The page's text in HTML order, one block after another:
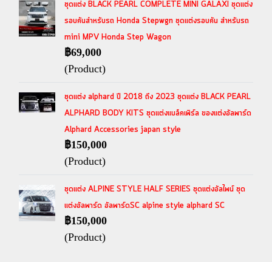
ชุดแต่ง BLACK PEARL COMPLETE MINI GALAXI ชุดแต่ง
รอบคันสำหรับรถ Honda Stepwgn ชุดแต่งรอบคัน สำหรับรถ
mini MPV Honda Step Wagon
฿69,000
(Product)
ชุดแต่ง alphard ปี 2018 ถึง 2023 ชุดแต่ง BLACK PEARL
ALPHARD BODY KITS ชุดแต่งแบล็คเพิร์ล ของแต่งอัลพาร์ด
Alphard Accessories japan style
฿150,000
(Product)
ชุดแต่ง ALPINE STYLE HALF SERIES ชุดแต่งอัลไพน์ ชุด
แต่งอัลพาร์ด อัลพาร์ดSC alpine style alphard SC
฿150,000
(Product)